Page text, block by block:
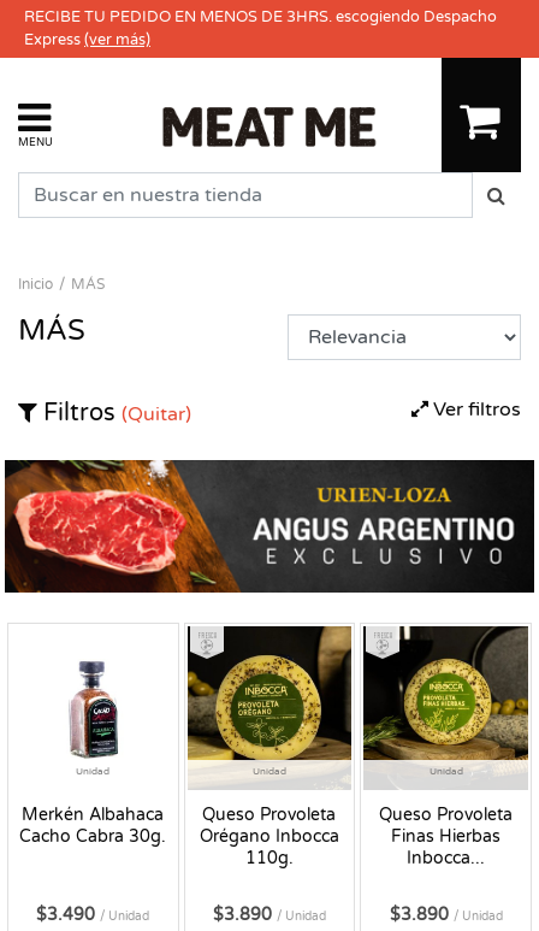
RECIBE TU PEDIDO EN MENOS DE 3HRS. escogiendo Despacho
Express(ver más)
MENU
Inicio MÁS
MÁS
Ver filtros
Filtros (Quitar)
Unidad
Merkén Albahaca
Cacho Cabra 30g.
$3.490 / Unidad
Unidad
Queso Provoleta
Orégano Inbocca
110g.
Fresco
$3.890 / Unidad
Unidad
Queso Provoleta
Finas Hierbas
Inbocca...
Fresco
$3.890 / Unidad